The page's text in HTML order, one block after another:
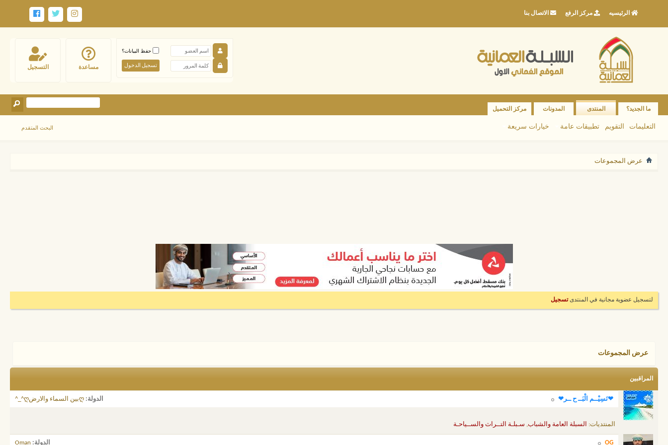
الرئيسيه مركز الرفع الاتصال بنا
التسجيل مساعدة
حفظ البيانات؟
ما الجديد؟ المنتدى
التعليمات التقويم تطبيقات عامة خيارات سريعة
المدونات مركز التحميل
البحث المتقدم
عرض المجموعات
لتسجيل عضوية مجانية في المنتدىتسجيل
عرض المجموعات
المراقبين
الدولة ღبين السماء والارضღ^_^ ❤نَسِيْــم الْبَــ ح ــر❤
المنتديات: السبلة العامة والشباب, سـبلـة التــراث والســياحـة
الدولة Oman OG